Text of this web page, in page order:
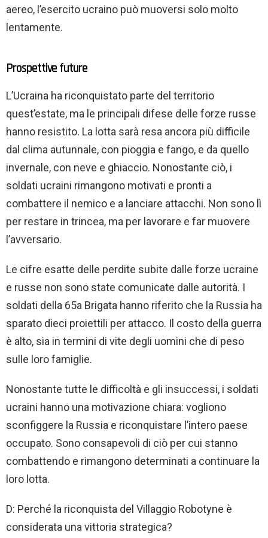
aereo, l’esercito ucraino può muoversi solo molto
lentamente.
Prospettive future
L’Ucraina ha riconquistato parte del territorio
quest’estate, ma le principali difese delle forze russe
hanno resistito. La lotta sarà resa ancora più difficile
dal clima autunnale, con pioggia e fango, e da quello
invernale, con neve e ghiaccio. Nonostante ciò, i
soldati ucraini rimangono motivati ​​e pronti a
combattere il nemico e a lanciare attacchi. Non sono lì
per restare in trincea, ma per lavorare e far muovere
l’avversario.
Le cifre esatte delle perdite subite dalle forze ucraine
e russe non sono state comunicate dalle autorità. I
soldati della 65a Brigata hanno riferito che la Russia ha
sparato dieci proiettili per attacco. Il costo della guerra
è alto, sia in termini di vite degli uomini che di peso
sulle loro famiglie.
Nonostante tutte le difficoltà e gli insuccessi, i soldati
ucraini hanno una motivazione chiara: vogliono
sconfiggere la Russia e riconquistare l’intero paese
occupato. Sono consapevoli di ciò per cui stanno
combattendo e rimangono determinati a continuare la
loro lotta.
D: Perché la riconquista del Villaggio Robotyne è
considerata una vittoria strategica?